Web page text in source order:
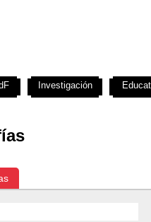
Investigación